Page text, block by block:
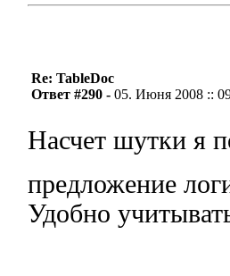
Re: TableDoc
Ответ #290 - 05. Июня 2008 ::
Насчет шутки я
предложение
Удобно